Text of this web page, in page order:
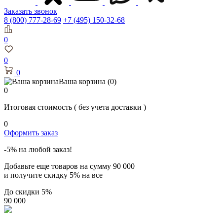
Заказать звонок
8 (800) 777-28-69 +7 (495) 150-32-68
0
0
0
Ваша корзина (0)
0
Итоговая стоимость ( без учета доставки )
0
Оформить заказ
-5% на любой заказ!
Добавьте еще товаров на сумму 90 000
и получите скидку 5% на все
До скидки 5%
90 000